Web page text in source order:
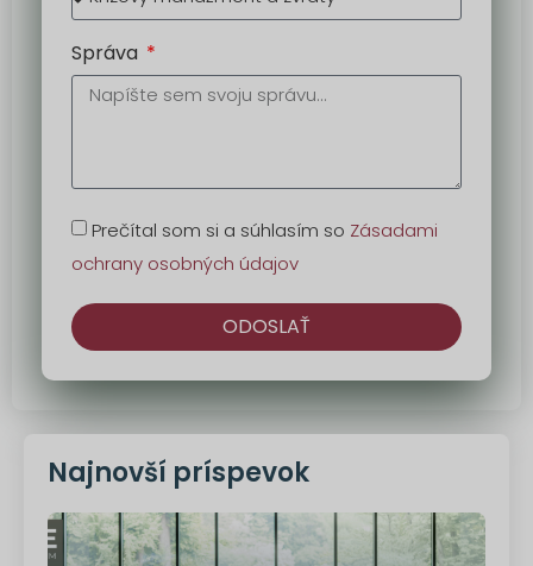
Správa
Prečítal som si a súhlasím so Zásadami
ochrany osobných údajov
ODOSLAŤ
Najnovší príspevok